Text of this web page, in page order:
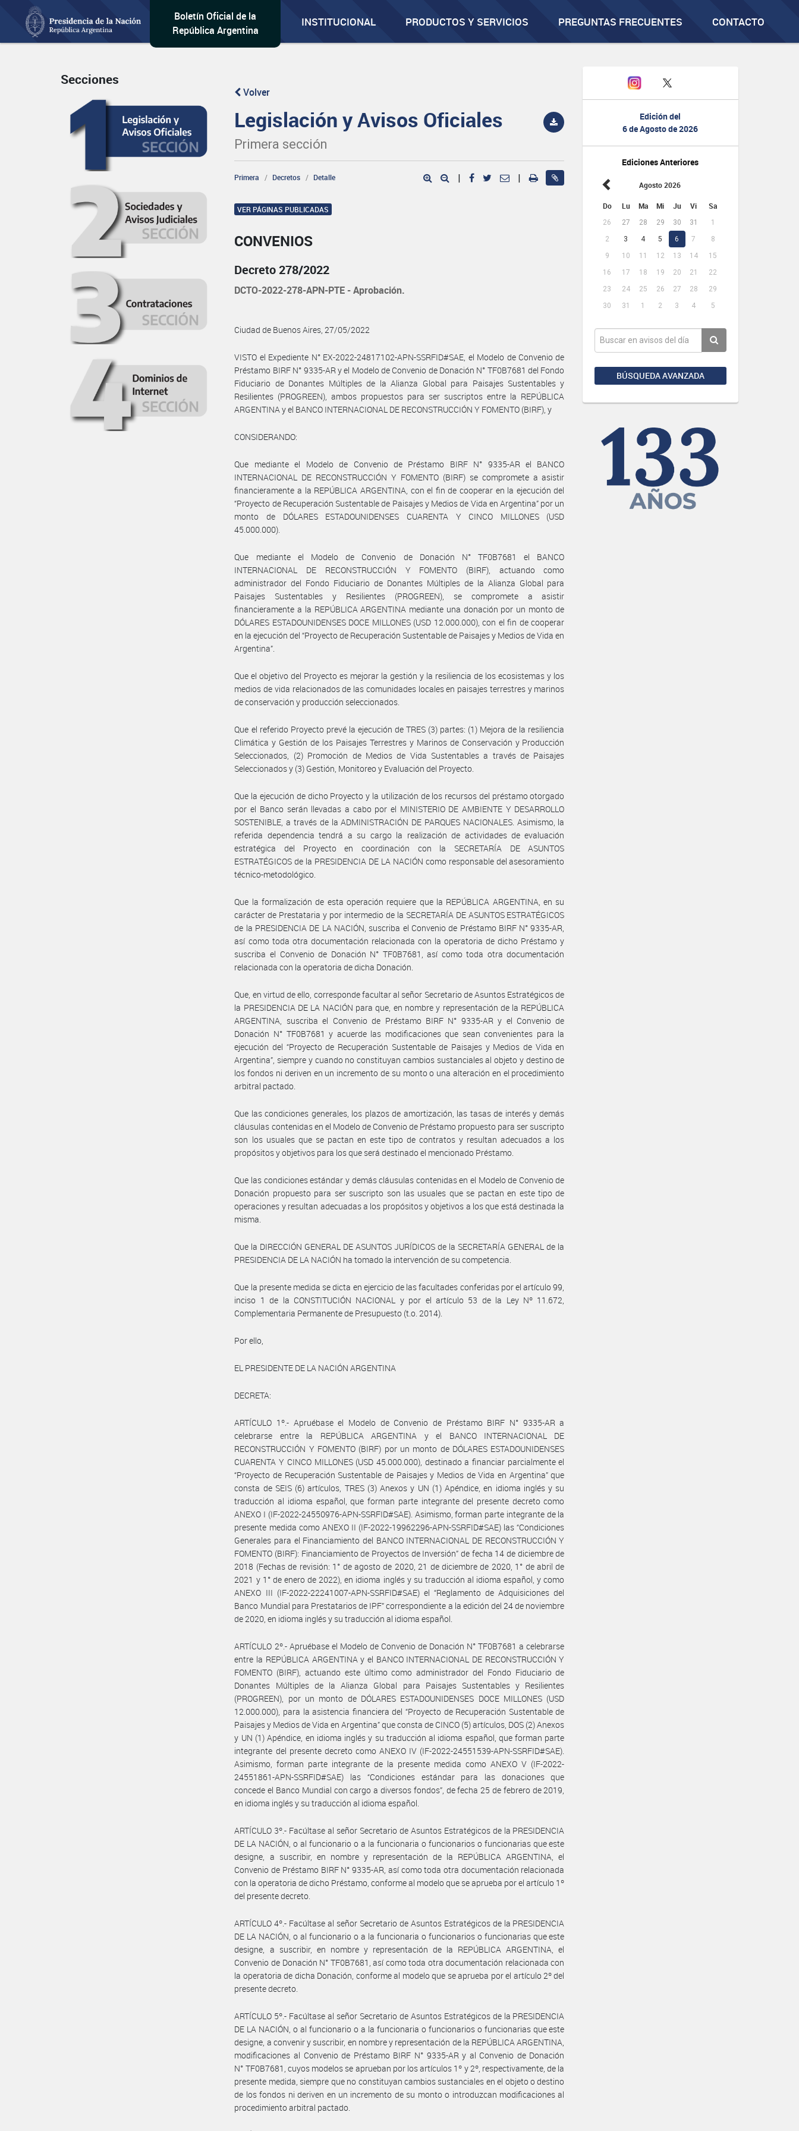
Boletín Oficial de la
República Argentina
INSTITUCIONAL PRODUCTOS Y SERVICIOS PREGUNTAS FRECUENTES CONTACTO
Edición del
6 de Agosto de 2026
Ediciones Anteriores
Agosto 2026
Do Lu Ma Mi Ju Vi Sa
26 27 28 29 30 31
1
2
3 4 5 6 7
8
9
10 11 12 13 14
15
16
17 18 19 20 21
22
23
24 25 26 27 28
29
30
31 1 2 3 4 5
BÚSQUEDA AVANZADA
Secciones
Volver
Legislación y Avisos Oficiales
Primera sección
Primera Decretos Detalle | |
VER PÁGINAS PUBLICADAS
CONVENIOS
Decreto 278/2022
DCTO-2022-278-APN-PTE - Aprobación.
Ciudad de Buenos Aires, 27/05/2022
VISTO el Expediente N° EX-2022-24817102-APN-SSRFID#SAE, el Modelo de Convenio de
Préstamo BIRF N° 9335-AR y el Modelo de Convenio de Donación N° TF0B7681 del Fondo
Fiduciario de Donantes Múltiples de la Alianza Global para Paisajes Sustentables y
Resilientes (PROGREEN), ambos propuestos para ser suscriptos entre la REPÚBLICA
ARGENTINA y el BANCO INTERNACIONAL DE RECONSTRUCCIÓN Y FOMENTO (BIRF), y
CONSIDERANDO:
Que mediante el Modelo de Convenio de Préstamo BIRF N° 9335-AR el BANCO
INTERNACIONAL DE RECONSTRUCCIÓN Y FOMENTO (BIRF) se compromete a asistir
financieramente a la REPÚBLICA ARGENTINA, con el fin de cooperar en la ejecución del
“Proyecto de Recuperación Sustentable de Paisajes y Medios de Vida en Argentina” por un
monto de DÓLARES ESTADOUNIDENSES CUARENTA Y CINCO MILLONES (USD
45.000.000).
Que mediante el Modelo de Convenio de Donación N° TF0B7681 el BANCO
INTERNACIONAL DE RECONSTRUCCIÓN Y FOMENTO (BIRF), actuando como
administrador del Fondo Fiduciario de Donantes Múltiples de la Alianza Global para
Paisajes Sustentables y Resilientes (PROGREEN), se compromete a asistir
financieramente a la REPÚBLICA ARGENTINA mediante una donación por un monto de
DÓLARES ESTADOUNIDENSES DOCE MILLONES (USD 12.000.000), con el fin de cooperar
en la ejecución del “Proyecto de Recuperación Sustentable de Paisajes y Medios de Vida en
Argentina”.
Que el objetivo del Proyecto es mejorar la gestión y la resiliencia de los ecosistemas y los
medios de vida relacionados de las comunidades locales en paisajes terrestres y marinos
de conservación y producción seleccionados.
Que el referido Proyecto prevé la ejecución de TRES (3) partes: (1) Mejora de la resiliencia
Climática y Gestión de los Paisajes Terrestres y Marinos de Conservación y Producción
Seleccionados, (2) Promoción de Medios de Vida Sustentables a través de Paisajes
Seleccionados y (3) Gestión, Monitoreo y Evaluación del Proyecto.
Que la ejecución de dicho Proyecto y la utilización de los recursos del préstamo otorgado
por el Banco serán llevadas a cabo por el MINISTERIO DE AMBIENTE Y DESARROLLO
SOSTENIBLE, a través de la ADMINISTRACIÓN DE PARQUES NACIONALES. Asimismo, la
referida dependencia tendrá a su cargo la realización de actividades de evaluación
estratégica del Proyecto en coordinación con la SECRETARÍA DE ASUNTOS
ESTRATÉGICOS de la PRESIDENCIA DE LA NACIÓN como responsable del asesoramiento
técnico-metodológico.
Que la formalización de esta operación requiere que la REPÚBLICA ARGENTINA, en su
carácter de Prestataria y por intermedio de la SECRETARÍA DE ASUNTOS ESTRATÉGICOS
de la PRESIDENCIA DE LA NACIÓN, suscriba el Convenio de Préstamo BIRF N° 9335-AR,
así como toda otra documentación relacionada con la operatoria de dicho Préstamo y
suscriba el Convenio de Donación N° TF0B7681, así como toda otra documentación
relacionada con la operatoria de dicha Donación.
Que, en virtud de ello, corresponde facultar al señor Secretario de Asuntos Estratégicos de
la PRESIDENCIA DE LA NACIÓN para que, en nombre y representación de la REPÚBLICA
ARGENTINA, suscriba el Convenio de Préstamo BIRF N° 9335-AR y el Convenio de
Donación N° TF0B7681 y acuerde las modificaciones que sean convenientes para la
ejecución del “Proyecto de Recuperación Sustentable de Paisajes y Medios de Vida en
Argentina”, siempre y cuando no constituyan cambios sustanciales al objeto y destino de
los fondos ni deriven en un incremento de su monto o una alteración en el procedimiento
arbitral pactado.
Que las condiciones generales, los plazos de amortización, las tasas de interés y demás
cláusulas contenidas en el Modelo de Convenio de Préstamo propuesto para ser suscripto
son los usuales que se pactan en este tipo de contratos y resultan adecuados a los
propósitos y objetivos para los que será destinado el mencionado Préstamo.
Que las condiciones estándar y demás cláusulas contenidas en el Modelo de Convenio de
Donación propuesto para ser suscripto son las usuales que se pactan en este tipo de
operaciones y resultan adecuadas a los propósitos y objetivos a los que está destinada la
misma.
Que la DIRECCIÓN GENERAL DE ASUNTOS JURÍDICOS de la SECRETARÍA GENERAL de la
PRESIDENCIA DE LA NACIÓN ha tomado la intervención de su competencia.
Que la presente medida se dicta en ejercicio de las facultades conferidas por el artículo 99,
inciso 1 de la CONSTITUCIÓN NACIONAL y por el artículo 53 de la Ley Nº 11.672,
Complementaria Permanente de Presupuesto (t.o. 2014).
Por ello,
EL PRESIDENTE DE LA NACIÓN ARGENTINA
DECRETA:
ARTÍCULO 1º.- Apruébase el Modelo de Convenio de Préstamo BIRF N° 9335-AR a
celebrarse entre la REPÚBLICA ARGENTINA y el BANCO INTERNACIONAL DE
RECONSTRUCCIÓN Y FOMENTO (BIRF) por un monto de DÓLARES ESTADOUNIDENSES
CUARENTA Y CINCO MILLONES (USD 45.000.000), destinado a financiar parcialmente el
“Proyecto de Recuperación Sustentable de Paisajes y Medios de Vida en Argentina” que
consta de SEIS (6) artículos, TRES (3) Anexos y UN (1) Apéndice, en idioma inglés y su
traducción al idioma español, que forman parte integrante del presente decreto como
ANEXO I (IF-2022-24550976-APN-SSRFID#SAE). Asimismo, forman parte integrante de la
presente medida como ANEXO II (IF-2022-19962296-APN-SSRFID#SAE) las “Condiciones
Generales para el Financiamiento del BANCO INTERNACIONAL DE RECONSTRUCCIÓN Y
FOMENTO (BIRF): Financiamiento de Proyectos de Inversión” de fecha 14 de diciembre de
2018 (Fechas de revisión: 1° de agosto de 2020, 21 de diciembre de 2020, 1° de abril de
2021 y 1° de enero de 2022), en idioma inglés y su traducción al idioma español, y como
ANEXO III (IF-2022-22241007-APN-SSRFID#SAE) el “Reglamento de Adquisiciones del
Banco Mundial para Prestatarios de IPF” correspondiente a la edición del 24 de noviembre
de 2020, en idioma inglés y su traducción al idioma español.
ARTÍCULO 2º.- Apruébase el Modelo de Convenio de Donación N° TF0B7681 a celebrarse
entre la REPÚBLICA ARGENTINA y el BANCO INTERNACIONAL DE RECONSTRUCCIÓN Y
FOMENTO (BIRF), actuando este último como administrador del Fondo Fiduciario de
Donantes Múltiples de la Alianza Global para Paisajes Sustentables y Resilientes
(PROGREEN), por un monto de DÓLARES ESTADOUNIDENSES DOCE MILLONES (USD
12.000.000), para la asistencia financiera del “Proyecto de Recuperación Sustentable de
Paisajes y Medios de Vida en Argentina” que consta de CINCO (5) artículos, DOS (2) Anexos
y UN (1) Apéndice, en idioma inglés y su traducción al idioma español, que forman parte
integrante del presente decreto como ANEXO IV (IF-2022-24551539-APN-SSRFID#SAE).
Asimismo, forman parte integrante de la presente medida como ANEXO V (IF-2022-
24551861-APN-SSRFID#SAE) las “Condiciones estándar para las donaciones que
concede el Banco Mundial con cargo a diversos fondos”, de fecha 25 de febrero de 2019,
en idioma inglés y su traducción al idioma español.
ARTÍCULO 3º.- Facúltase al señor Secretario de Asuntos Estratégicos de la PRESIDENCIA
DE LA NACIÓN, o al funcionario o a la funcionaria o funcionarios o funcionarias que este
designe, a suscribir, en nombre y representación de la REPÚBLICA ARGENTINA, el
Convenio de Préstamo BIRF N° 9335-AR, así como toda otra documentación relacionada
con la operatoria de dicho Préstamo, conforme al modelo que se aprueba por el artículo 1º
del presente decreto.
ARTÍCULO 4º.- Facúltase al señor Secretario de Asuntos Estratégicos de la PRESIDENCIA
DE LA NACIÓN, o al funcionario o a la funcionaria o funcionarios o funcionarias que este
designe, a suscribir, en nombre y representación de la REPÚBLICA ARGENTINA, el
Convenio de Donación N° TF0B7681, así como toda otra documentación relacionada con
la operatoria de dicha Donación, conforme al modelo que se aprueba por el artículo 2º del
presente decreto.
ARTÍCULO 5º.- Facúltase al señor Secretario de Asuntos Estratégicos de la PRESIDENCIA
DE LA NACIÓN, o al funcionario o a la funcionaria o funcionarios o funcionarias que este
designe, a convenir y suscribir, en nombre y representación de la REPÚBLICA ARGENTINA,
modificaciones al Convenio de Préstamo BIRF N° 9335-AR y al Convenio de Donación
N° TF0B7681, cuyos modelos se aprueban por los artículos 1º y 2º, respectivamente, de la
presente medida, siempre que no constituyan cambios sustanciales en el objeto o destino
de los fondos ni deriven en un incremento de su monto o introduzcan modificaciones al
procedimiento arbitral pactado.